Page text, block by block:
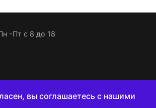
-Пт с 8 до 18
вы соглашаетесь с нашими